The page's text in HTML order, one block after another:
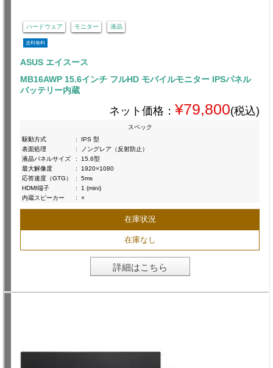
ハードウェア モニター 液晶
送料無料
ASUS エイスース
MB16AWP 15.6インチ フルHD モバイルモニター IPSパネル
バッテリー内蔵
ネット価格： ¥79,800(税込)
スペック
駆動方式
:
IPS 型
表面処理
:
ノングレア（反射防止）
液晶パネルサイズ
:
15.6型
最大解像度
:
1920×1080
応答速度（GTG）
:
5ms
HDMI端子
:
1 (mini)
内蔵スピーカー
: ×
在庫状況
在庫なし
詳細はこちら